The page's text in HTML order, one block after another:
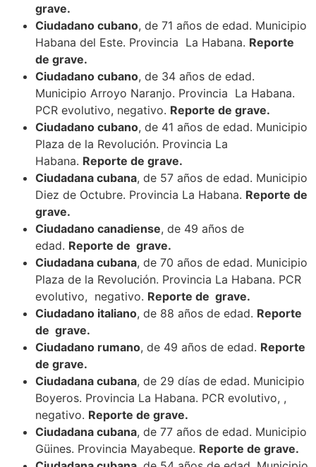
grave.
Ciudadano cubano, de 71 años de edad. Municipio
Habana del Este. Provincia La Habana. Reporte
de grave.
Ciudadano cubano, de 34 años de edad.
Municipio Arroyo Naranjo. Provincia La Habana.
PCR evolutivo, negativo. Reporte de grave.
Ciudadano cubano, de 41 años de edad. Municipio
Plaza de la Revolución. Provincia La
Habana. Reporte de grave.
Ciudadana cubana, de 57 años de edad. Municipio
Diez de Octubre. Provincia La Habana. Reporte de
grave.
Ciudadano canadiense, de 49 años de
edad. Reporte de grave.
Ciudadana cubana, de 70 años de edad. Municipio
Plaza de la Revolución. Provincia La Habana. PCR
evolutivo, negativo. Reporte de grave.
Ciudadano italiano, de 88 años de edad. Reporte
de grave.
Ciudadano rumano, de 49 años de edad. Reporte
de grave.
Ciudadana cubana, de 29 días de edad. Municipio
Boyeros. Provincia La Habana. PCR evolutivo, ,
negativo. Reporte de grave.
Ciudadana cubana, de 77 años de edad. Municipio
Güines. Provincia Mayabeque. Reporte de grave.